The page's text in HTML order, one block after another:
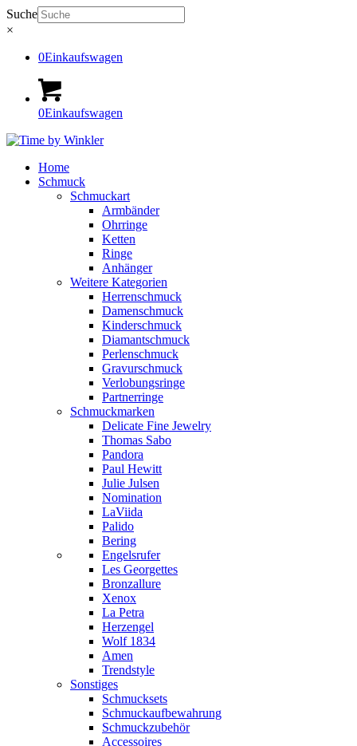
Suche
×
0Einkaufswagen
0Einkaufswagen
Home
Schmuck
Schmuckart
Armbänder
Ohrringe
Ketten
Ringe
Anhänger
Weitere Kategorien
Herrenschmuck
Damenschmuck
Kinderschmuck
Diamantschmuck
Perlenschmuck
Gravurschmuck
Verlobungsringe
Partnerringe
Schmuckmarken
Delicate Fine Jewelry
Thomas Sabo
Pandora
Paul Hewitt
Julie Julsen
Nomination
LaViida
Palido
Bering
Engelsrufer
Les Georgettes
Bronzallure
Xenox
La Petra
Herzengel
Wolf 1834
Amen
Trendstyle
Sonstiges
Schmucksets
Schmuckaufbewahrung
Schmuckzubehör
Accessoires